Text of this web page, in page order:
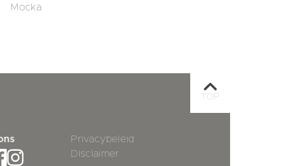
Mocka
Privacybeleid
Disclaimer
TOP